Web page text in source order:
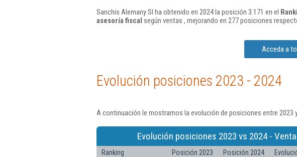
Sanchis Alemany Sl ha obtenido en 2024 la posición 3.171 en el
asesoría fiscal según ventas , mejorando en 277 posiciones
Acceda a
Evolución posiciones 2023 - 2024
A continuación le mostramos la evolución de posiciones entre 2023
Evolución posiciones 2023 vs 2024 -
Ranking Posición 2023 Posición 2024